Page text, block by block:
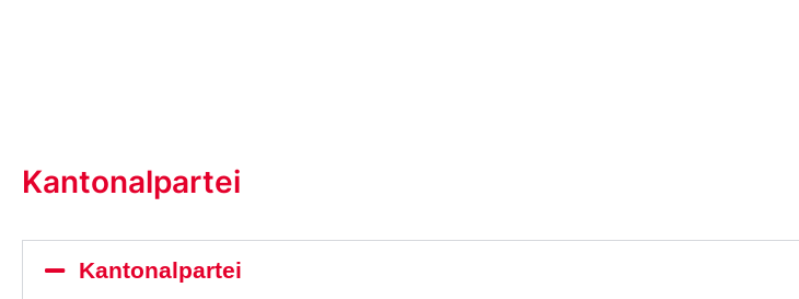
Kantonalpartei
Kantonalpartei